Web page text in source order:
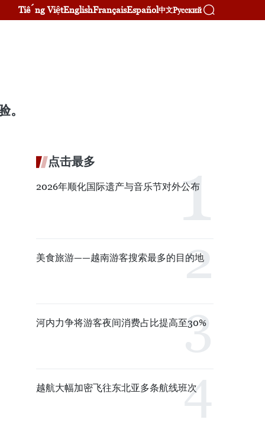
Tiếng ViệtEnglishFrançaisEspañol中文Русский
。
点击最多
2026年顺化国际遗产与音乐节对外公布
美食旅游——越南游客搜索最多的目的地
河内力争将游客夜间消费占比提高至30%
越航大幅加密飞往东北亚多条航线班次